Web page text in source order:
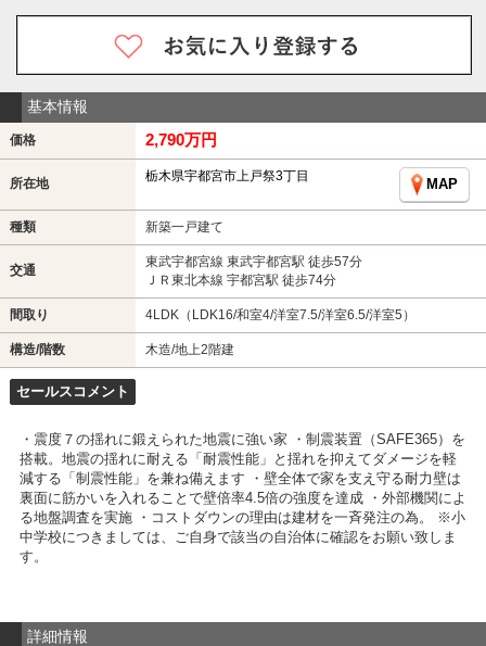
基本情報
価格 2,790万円
所在地 栃木県宇都宮市上戸祭3丁目
MAP
種類 新築一戸建て
交通
東武宇都宮線 東武宇都宮駅 徒歩57分
ＪＲ東北本線 宇都宮駅 徒歩74分
間取り 4LDK（LDK16/和室4/洋室7.5/洋室6.5/洋室5）
構造/階数 木造/地上2階建
セールスコメント
・震度７の揺れに鍛えられた地震に強い家 ・制震装置（SAFE365）を
搭載。地震の揺れに耐える「耐震性能」と揺れを抑えてダメージを軽
減する「制震性能」を兼ね備えます ・壁全体で家を支え守る耐力壁は
裏面に筋かいを入れることで壁倍率4.5倍の強度を達成 ・外部機関によ
る地盤調査を実施 ・コストダウンの理由は建材を一斉発注の為。 ※小
中学校につきましては、ご自身で該当の自治体に確認をお願い致しま
す。
詳細情報